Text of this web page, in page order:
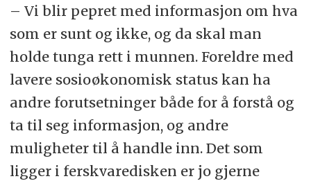
– Vi blir pepret med informasjon om hva
som er sunt og ikke, og da skal man
holde tunga rett i munnen. Foreldre med
lavere sosioøkonomisk status kan ha
andre forutsetninger både for å forstå og
ta til seg informasjon, og andre
muligheter til å handle inn. Det som
ligger i ferskvaredisken er jo gjerne